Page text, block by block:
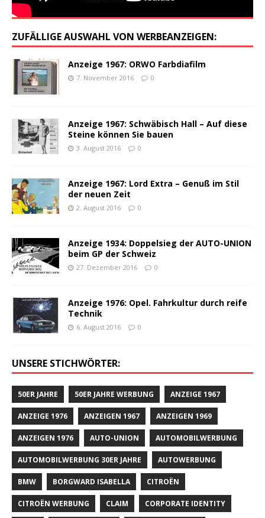
ZUFÄLLIGE AUSWAHL VON WERBEANZEIGEN:
Anzeige 1967: ORWO Farbdiafilm
7. November 2016 0
Anzeige 1967: Schwäbisch Hall – Auf diese
Steine können Sie bauen
3. August 2016 0
Anzeige 1967: Lord Extra – Genuß im Stil
der neuen Zeit
2. August 2016 0
Anzeige 1934: Doppelsieg der AUTO-UNION
beim GP der Schweiz
27. Dezember 2016 0
Anzeige 1976: Opel. Fahrkultur durch reife
Technik
6. August 2016 0
UNSERE STICHWÖRTER:
50ER JAHRE 50ER JAHRE WERBUNG ANZEIGE 1967
ANZEIGE 1976 ANZEIGEN 1967 ANZEIGEN 1969
ANZEIGEN 1976 AUTO-UNION AUTOMOBILWERBUNG
AUTOMOBILWERBUNG 30ER JAHRE AUTOWERBUNG
BMW BORGWARD ISABELLA CITROËN
CITROËN WERBUNG CLAIM CORPORATE IDENTITY